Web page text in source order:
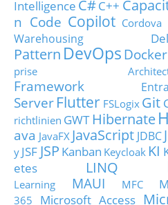
Intelligence C#C++
n Code Copilot Cordova
Warehousing
Pattern DevOps Docker
prise
Framework
Server Flutter FSLogix Git
richtlinien GWT Hibernate
ava JavaFX JavaScript JDBC
y JSF JSP Kanban Keycloak KI
etes
LINQ
Learning
MAUI MFC
365
Microsoft Access